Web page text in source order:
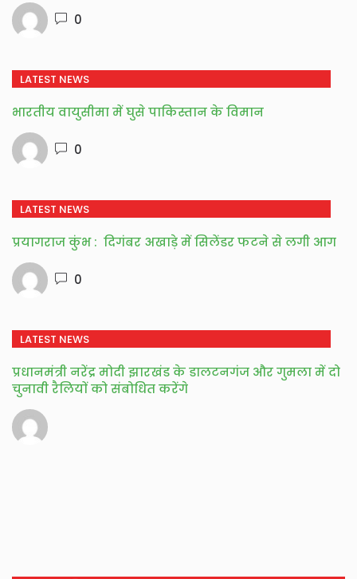
0
LATEST NEWS
भारतीय वायुसीमा में घुसे पाकिस्तान के विमान
0
LATEST NEWS
प्रयागराज कुंभ : दिगंबर अखाड़े में सिलेंडर फटने से लगी आग
0
LATEST NEWS
प्रधानमंत्री नरेंद्र मोदी झारखंड के डालटनगंज और गुमला में दो
चुनावी रैलियाें को संबोधित करेंगे